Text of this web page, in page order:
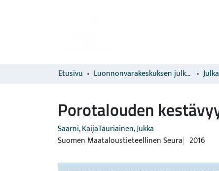
Etusivu Luonnonvarakeskuksen julkaisut
Porotalouden
Saarni, KaijaTauriainen, Jukka
Suomen Maataloustieteellinen Seura 2016